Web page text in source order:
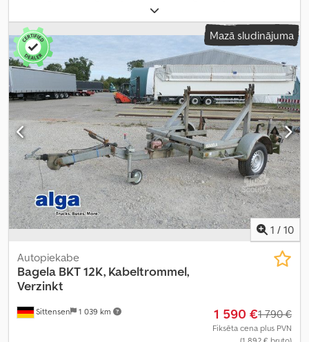
, iekraušanas vietas platums:
mm, iekraušanas telpas augstums:350 mm, kopējais platums:
1 960 mm, kopējais augstums:1 020 mm, Mazā sludinājuma
1 / 10
Sittensen 1 039 km
Autopiekabe
Bagela BKT 12K, Kabeltrommel,
Verzinkt
1 590 €1 790 €
Fiksēta cena plus PVN